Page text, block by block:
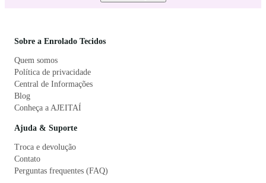
Sobre a Enrolado Tecidos
Quem somos
Política de privacidade
Central de Informações
Blog
Conheça a AJEITAÍ
Ajuda & Suporte
Troca e devolução
Contato
Perguntas frequentes (FAQ)